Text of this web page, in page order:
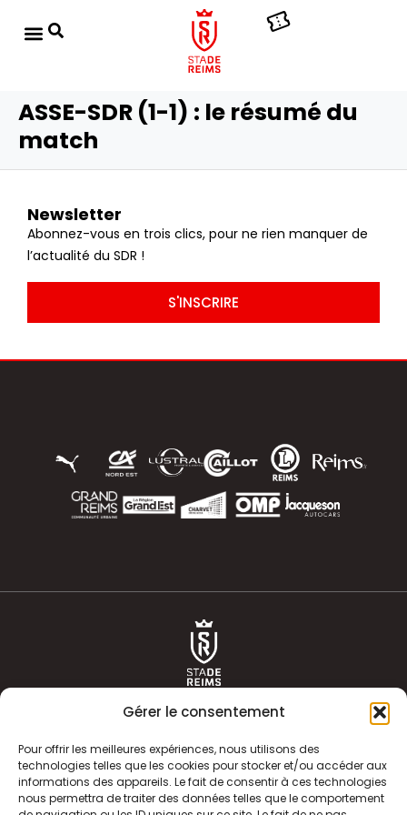
Gérer le consentement
Pour offrir les meilleures expériences, nous utilisons des
technologies telles que les cookies pour stocker et/ou accéder aux
informations des appareils. Le fait de consentir à ces technologies
nous permettra de traiter des données telles que le comportement
ASSE-SDR (1-1) : le résumé du
match
Newsletter
Abonnez-vous en trois clics, pour ne rien manquer de
l’actualité du SDR !
S'INSCRIRE
ACTUALITÉS HISTOIRE